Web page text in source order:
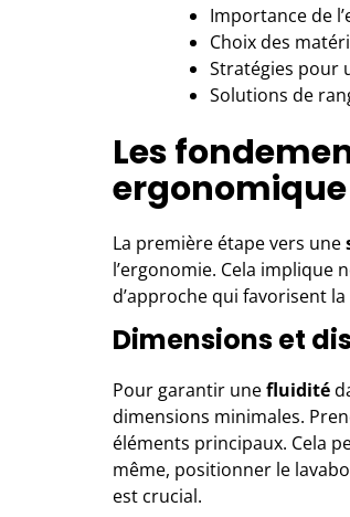
Importance de
Choix des
Stratégies pour
Solutions de
Les
ergonomique
La première étape vers une
l’ergonomie. Cela implique
d’approche qui favorisent la
Dimensions et
Pour garantir unefluidité
dimensions minimales.
éléments principaux. Cela
même, positionner le
est crucial.